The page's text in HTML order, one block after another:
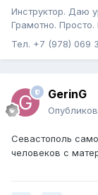
Инструктор. Даю
Грамотно.
Тел. +7 (978) 069
GerinG
Севастополь
человеков с